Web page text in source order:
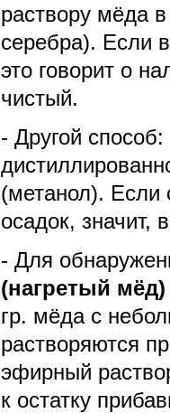
раствору мёда
серебра). Если
это говорит о
чистый.
- Другой
(метанол). Если
осадок, значит,
- Для
(нагретый мёд)
гр. мёда с
растворяются
эфирный
к остатку